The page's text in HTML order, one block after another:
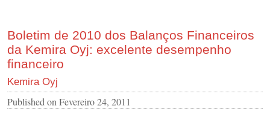
Boletim de 2010 dos Balanços Financeiros
da Kemira Oyj: excelente desempenho
financeiro
Kemira Oyj
Published on Fevereiro 24, 2011